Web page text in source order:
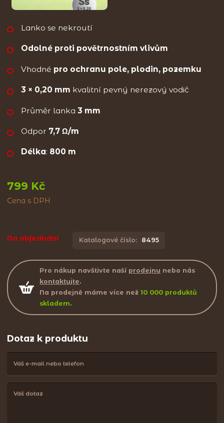
Lanko se nekroutí
Odolné proti povětrnostním vlivům
Vhodné pro ochranu pole, plodin, pozemku
3 × 0,20 mm kvalitní pevný nerezový vodič
Průměr lanka 3 mm
Odpor 7,7 Ω/m
Délka: 800 m
799 Kč
Cena s DPH
Na objednání Katalogové číslo: 8495
Pro nákup navštivte naší prodejnu nebo nás
kontaktujte.
Na prodejně máme více než 10 000 produktů
skladem.
Dotaz k produktu